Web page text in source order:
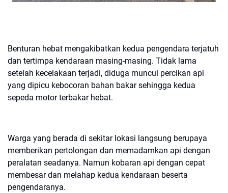
Benturan hebat mengakibatkan kedua pengendara terjatuh
dan tertimpa kendaraan masing-masing. Tidak lama
setelah kecelakaan terjadi, diduga muncul percikan api
yang dipicu kebocoran bahan bakar sehingga kedua
sepeda motor terbakar hebat.
Warga yang berada di sekitar lokasi langsung berupaya
memberikan pertolongan dan memadamkan api dengan
peralatan seadanya. Namun kobaran api dengan cepat
membesar dan melahap kedua kendaraan beserta
pengendaranya.